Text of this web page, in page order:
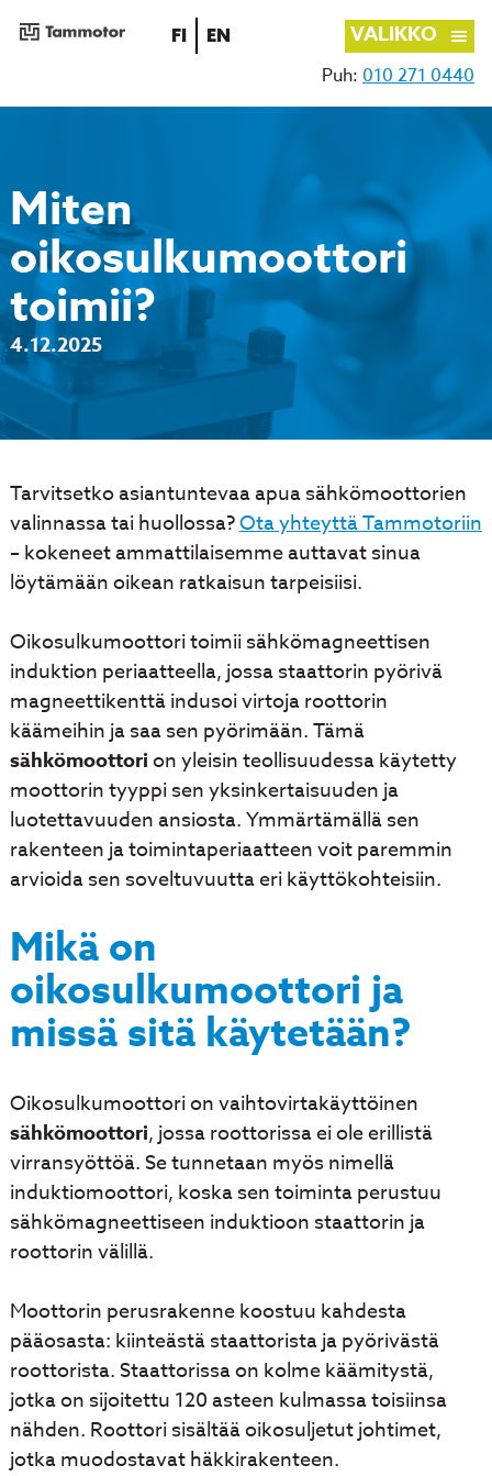
VALIKKO
SUOMI
FI ENGLISH
EN
Puh: 010 271 0440
Miten
oikosulkumoottori
toimii?
4.12.2025
Tarvitsetko asiantuntevaa apua sähkömoottorien
valinnassa tai huollossa?Ota yhteyttä Tammotoriin
– kokeneet ammattilaisemme auttavat sinua
löytämään oikean ratkaisun tarpeisiisi.
Oikosulkumoottori toimii sähkömagneettisen
induktion periaatteella, jossa staattorin pyörivä
magneettikenttä indusoi virtoja roottorin
käämeihin ja saa sen pyörimään. Tämä
sähkömoottorion yleisin teollisuudessa käytetty
moottorin tyyppi sen yksinkertaisuuden ja
luotettavuuden ansiosta. Ymmärtämällä sen
rakenteen ja toimintaperiaatteen voit paremmin
arvioida sen soveltuvuutta eri käyttökohteisiin.
Mikä on
oikosulkumoottori ja
missä sitä käytetään?
Oikosulkumoottori on vaihtovirtakäyttöinen
sähkömoottori, jossa roottorissa ei ole erillistä
virransyöttöä. Se tunnetaan myös nimellä
induktiomoottori, koska sen toiminta perustuu
sähkömagneettiseen induktioon staattorin ja
roottorin välillä.
Moottorin perusrakenne koostuu kahdesta
pääosasta: kiinteästä staattorista ja pyörivästä
roottorista. Staattorissa on kolme käämitystä,
jotka on sijoitettu 120 asteen kulmassa toisiinsa
nähden. Roottori sisältää oikosuljetut johtimet,
jotka muodostavat häkkirakenteen.